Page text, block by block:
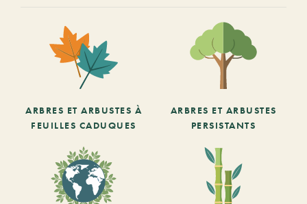
ARBRES ET ARBUSTES À
FEUILLES CADUQUES
ARBRES ET ARBUSTES
PERSISTANTS